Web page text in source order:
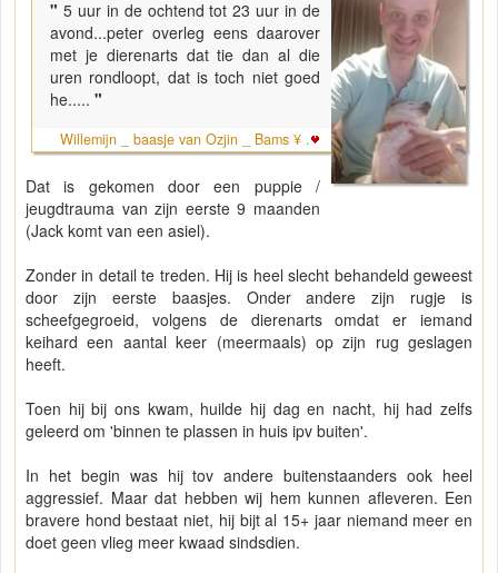
" 5 uur in de ochtend tot 23 uur in de
avond...peter overleg eens daarover
met je dierenarts dat tie dan al die
uren rondloopt, dat is toch niet goed
he..... "
Willemijn _ baasje van Ozjin _ Bams ¥ .
Dat is gekomen door een puppie /
jeugdtrauma van zijn eerste 9 maanden
(Jack komt van een asiel).
Zonder in detail te treden. Hij is heel slecht behandeld geweest
door zijn eerste baasjes. Onder andere zijn rugje is
scheefgegroeid, volgens de dierenarts omdat er iemand
keihard een aantal keer (meermaals) op zijn rug geslagen
heeft.
Toen hij bij ons kwam, huilde hij dag en nacht, hij had zelfs
geleerd om 'binnen te plassen in huis ipv buiten'.
In het begin was hij tov andere buitenstaanders ook heel
aggressief. Maar dat hebben wij hem kunnen afleveren. Een
bravere hond bestaat niet, hij bijt al 15+ jaar niemand meer en
doet geen vlieg meer kwaad sindsdien.